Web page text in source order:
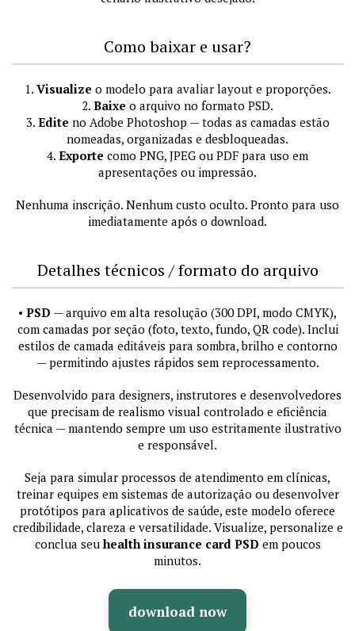
Como baixar e usar?
1. Visualize o modelo para avaliar layout e proporções.
2. Baixe o arquivo no formato PSD.
3. Edite no Adobe Photoshop — todas as camadas estão
nomeadas, organizadas e desbloqueadas.
4. Exporte como PNG, JPEG ou PDF para uso em
apresentações ou impressão.
Nenhuma inscrição. Nenhum custo oculto. Pronto para uso
imediatamente após o download.
Detalhes técnicos / formato do arquivo
• PSD — arquivo em alta resolução (300 DPI, modo CMYK),
com camadas por seção (foto, texto, fundo, QR code). Inclui
estilos de camada editáveis para sombra, brilho e contorno
— permitindo ajustes rápidos sem reprocessamento.
Desenvolvido para designers, instrutores e desenvolvedores
que precisam de realismo visual controlado e eficiência
técnica — mantendo sempre um uso estritamente ilustrativo
e responsável.
Seja para simular processos de atendimento em clínicas,
treinar equipes em sistemas de autorização ou desenvolver
protótipos para aplicativos de saúde, este modelo oferece
credibilidade, clareza e versatilidade. Visualize, personalize e
conclua seu health insurance card PSD em poucos
minutos.
download now